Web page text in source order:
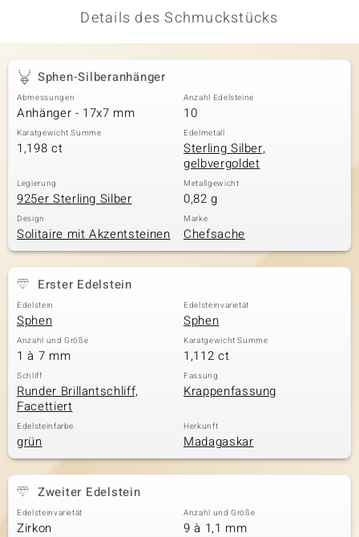
Details des Schmuckstücks
Sphen-Silberanhänger
Abmessungen
Anhänger - 17x7 mm
Anzahl Edelsteine
10
Karatgewicht Summe
1,198 ct
Edelmetall
Sterling Silber,
gelbvergoldet
Legierung
925er Sterling Silber
Metallgewicht
0,82 g
Design
Solitaire mit Akzentsteinen
Marke
Chefsache
Erster Edelstein
Edelstein
Sphen
Edelsteinvarietät
Sphen
Anzahl und Größe
1 à 7 mm
Karatgewicht Summe
1,112 ct
Schliff
Runder Brillantschliff,
Facettiert
Fassung
Krappenfassung
Edelsteinfarbe
grün
Herkunft
Madagaskar
Zweiter Edelstein
Edelsteinvarietät
Zirkon
Anzahl und Größe
9 à 1,1 mm